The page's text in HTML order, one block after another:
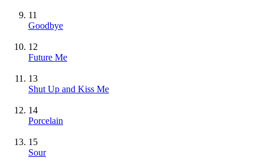
11
Goodbye
12
Future Me
13
Shut Up and Kiss Me
14
Porcelain
15
Sour